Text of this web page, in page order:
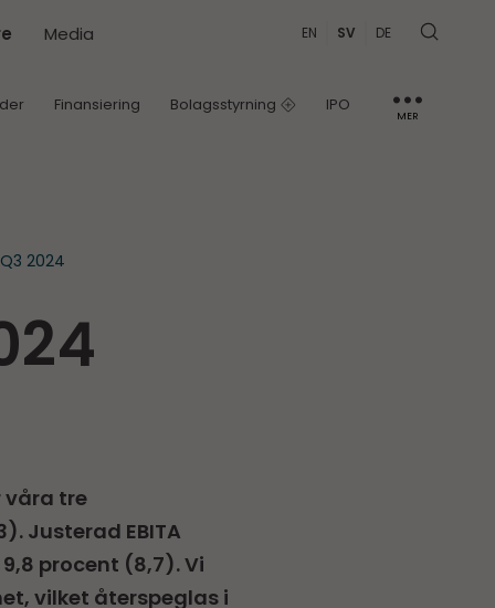
Media
Finansiering Bolagsstyrning IPO
MER
EN SV DE
Q3 2024
våra tre
Justerad EBITA
procent (8,7). Vi
vilket återspeglas i